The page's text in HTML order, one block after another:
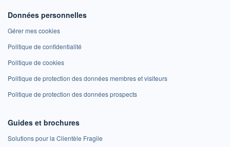
Données personnelles
Gérer mes cookies
Politique de confidentialité
Politique de cookies
Politique de protection des données membres et visiteurs
Politique de protection des données prospects
Guides et brochures
Solutions pour la Clientèle Fragile